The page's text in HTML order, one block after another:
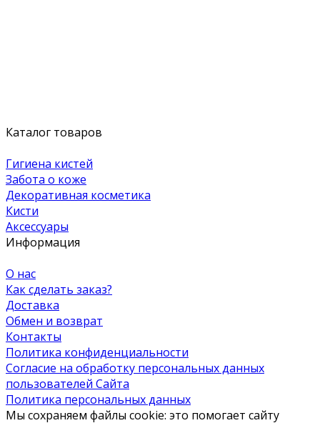
Каталог товаров
Гигиена кистей
Забота о коже
Декоративная косметика
Кисти
Аксессуары
Информация
О нас
Как сделать заказ?
Доставка
Обмен и возврат
Контакты
Политика конфиденциальности
Согласие на обработку персональных данных
пользователей Сайта
Политика персональных данных
Мы сохраняем файлы cookie: это помогает сайту